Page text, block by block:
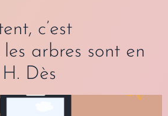
c’est
les arbres sont en
Dès